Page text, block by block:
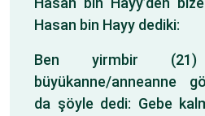
Hasan bin Hayy dediki:
Ben yirmbir
büyükanne/anneanne
da şöyle dedi: Gebe